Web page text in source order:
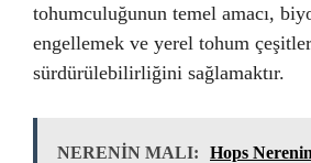
tohumculuğunun temel amacı,
engellemek ve yerel tohum
sürdürülebilirliğini sağlamaktır.
NERENİN MALI: Hops